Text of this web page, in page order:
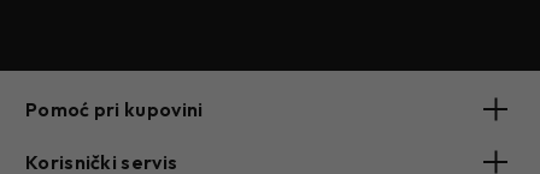
Pomoć pri kupovini
Korisnički servis